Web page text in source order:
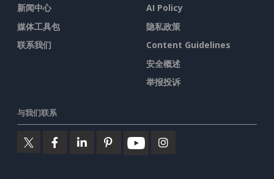
新闻中心
媒体工具包
联系我们
AI Policy
隐私政策
Content Guidelines
安全概述
举报投诉
与我们联系